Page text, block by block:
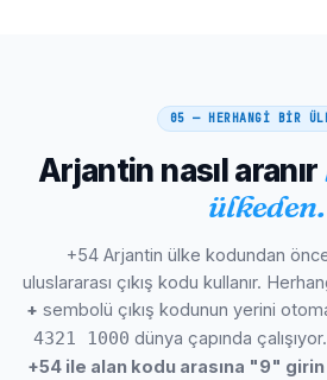
Formosa
Comodoro Rivadavia
Katamarka
Rio Gallegos (Santa Cruz)
05 — HERHANGİ BİR
Arjantin nasıl aranır
ülkeden.
+54 Arjantin ülke kodundan
uluslararası çıkış kodu kullanır.
+ sembolü çıkış kodunun yerini
4321 1000 dünya çapında çalışıyor.
+54 ile alan kodu arasına "9" girin